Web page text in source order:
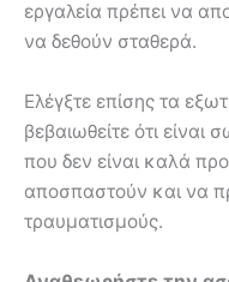
εργαλεία πρέπει να
να δεθούν σταθερά.
Ελέγξτε επίσης τα
βεβαιωθείτε ότι
που δεν είναι καλά
αποσπαστούν και να
τραυματισμούς.